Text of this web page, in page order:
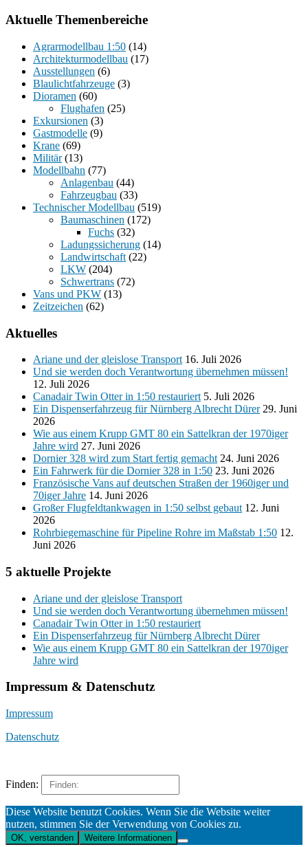
Aktuelle Themenbereiche
Agrarmodellbau 1:50 (14)
Architekturmodellbau (17)
Ausstellungen (6)
Blaulichtfahrzeuge (3)
Dioramen (60)
Flughafen (25)
Exkursionen (3)
Gastmodelle (9)
Krane (69)
Militär(13)
Modellbahn (77)
Anlagenbau (44)
Fahrzeugbau (33)
Technischer Modellbau (519)
Baumaschinen (172)
Fuchs (32)
Ladungssicherung (14)
Landwirtschaft (22)
LKW (204)
Schwertrans (72)
Vans und PKW (13)
Zeitzeichen (62)
Aktuelles
Ariane und der gleislose Transport 16. Juli 2026
Und sie werden doch Verantwortung übernehmen müssen!
12. Juli 2026
Canadair Twin Otter in 1:50 restauriert 5. Juli 2026
Ein Dispenserfahrzeug für Nürnberg Albrecht Dürer 29. Juni
2026
Wie aus einem Krupp GMT 80 ein Sattelkran der 1970iger
Jahre wird 27. Juni 2026
Dornier 328 wird zum Start fertig gemacht 24. Juni 2026
Ein Fahrwerk für die Dornier 328 in 1:50 23. Juni 2026
Französische Vans auf deutschen Straßen der 1960iger und
70iger Jahre 14. Juni 2026
Großer Flugfeldtankwagen in 1:50 selbst gebaut 12. Juni
2026
Rohrbiegemaschine für Pipeline Rohre im Maßstab 1:50 12.
Juni 2026
5 aktuelle Projekte
Ariane und der gleislose Transport
Und sie werden doch Verantwortung übernehmen müssen!
Canadair Twin Otter in 1:50 restauriert
Ein Dispenserfahrzeug für Nürnberg Albrecht Dürer
Wie aus einem Krupp GMT 80 ein Sattelkran der 1970iger
Jahre wird
Impressum & Datenschutz
Impressum
Datenschutz
Finden:
Diese Website benutzt Cookies. Wenn Sie die Website weiter
nutzen, stimmen Sie der Verwendung von Cookies zu.
OK, verstanden Weitere Informationen